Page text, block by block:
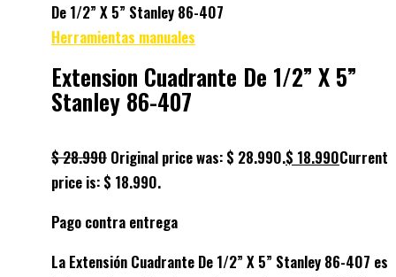
De 1/2” X 5” Stanley 86-407
Herramientas manuales
Extension Cuadrante De 1/2” X 5”
Stanley 86-407
$28.990 Original price was: $ 28.990.$ 18.990Current
price is: $ 18.990.
Pago contra entrega
La Extensión Cuadrante De 1/2” X 5” Stanley 86-407 es